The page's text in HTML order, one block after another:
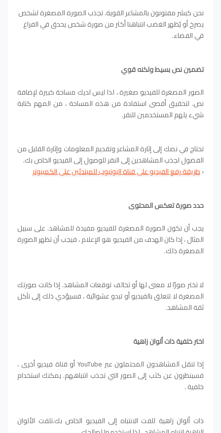
نحن كبشر مفتونون بالمشاعر القوية. تجذب الصورة المصغرة لشخص
يصرخ أو يُظهر الغضب انتباهنا أكثر من صورة شخص يحدق في الفراغ
في الفضاء.
تضمين نص بسيط ولكنه قوي
الصور المصغرة للفيديو صغيرة ، لذا ليس لديك مساحة كبيرة لإضافة
نص. لتحقيق أقصى استفادة من هذه المساحة ، من المهم كتابة
شيء يلهم المستخدمين للنقر.
تحتاج في نصك إلى إثارة المشاعر وتقديم المعلومات وإثارة القليل من
الفضول لجذب المشاهدين إلى النقر للوصول إلى الفيديو الخاص بك.
›طريقة رفع الفيديو على قناة اليوتيوب للمبتدئين على الكمبيوتر
حدد صورة تعكس المحتوى
يجب أن تكون الصورة المصغرة للفيديو مفيدة للمشاهد. على سبيل
المثال ، إذا كان الهدف من الفيديو هو الإعلام ، فيجب أن تظهر الصورة
المصغرة ذلك.
لا تختر صورًا لا معنى لها أو تخالف توقعات المشاهد. إذا كانت صورتك
المصغرة لا تتعلق بالفيديو أو تبدو عشوائية ، فسيؤدي ذلك إلى تآكل
ثقة المشاهد.
اختر خلفية ذات ألوان زاهية
إذا تنقل المشاهدون المحتملون عبر YouTube أو قناة فيديو أخرى ،
فسينظرون عن كثب إلى الصور التي تجذب انتباههم. يمكنك استخدام
خلفية .
ذات ألوان زاهية للفت الانتباه إلى الفيديو الخاص بك.تلفت الألوان